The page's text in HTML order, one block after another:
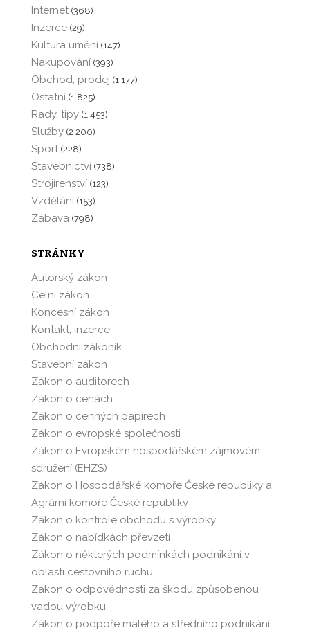
Internet (368)
Inzerce (29)
Kultura umění (147)
Nakupování (393)
Obchod, prodej (1 177)
Ostatní (1 825)
Rady, tipy (1 453)
Služby (2 200)
Sport (228)
Stavebnictví (738)
Strojírenství (123)
Vzdělání (153)
Zábava (798)
STRÁNKY
Autorský zákon
Celní zákon
Koncesní zákon
Kontakt, inzerce
Obchodní zákoník
Stavební zákon
Zákon o auditorech
Zákon o cenách
Zákon o cenných papírech
Zákon o evropské společnosti
Zákon o Evropském hospodářském zájmovém
sdružení (EHZS)
Zákon o Hospodářské komoře České republiky a
Agrární komoře České republiky
Zákon o kontrole obchodu s výrobky
Zákon o nabídkách převzetí
Zákon o některých podmínkách podnikání v
oblasti cestovního ruchu
Zákon o odpovědnosti za škodu způsobenou
vadou výrobku
Zákon o podpoře malého a středního podnikání